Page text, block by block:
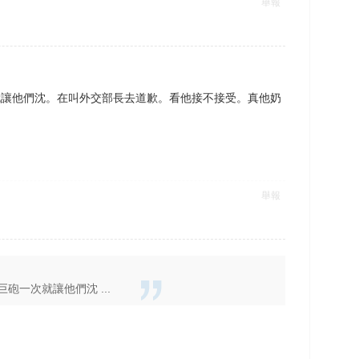
舉報
們沈。在叫外交部長去道歉。看他接不接受。 真他奶
舉報
一次就讓他們沈 ...